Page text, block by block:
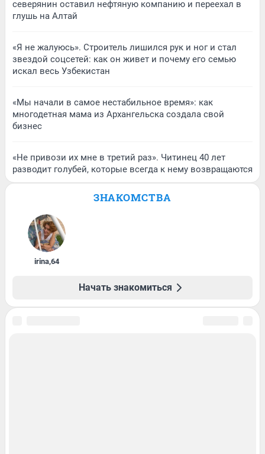
северянин оставил нефтяную компанию и переехал в
глушь на Алтай
«Я не жалуюсь». Строитель лишился рук и ног и стал
звездой соцсетей: как он живет и почему его семью
искал весь Узбекистан
«Мы начали в самое нестабильное время»: как
многодетная мама из Архангельска создала свой
бизнес
«Не привози их мне в третий раз». Читинец 40 лет
разводит голубей, которые всегда к нему возвращаются
ЗНАКОМСТВА
irina,64
Начать знакомиться